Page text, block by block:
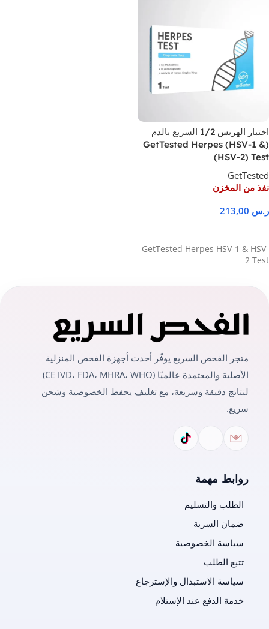
اختبار الهربس 1/2 السريع بالدم
(GetTested Herpes (HSV-1 &
HSV-2) Test)
GetTested
نفذ من المخزن
ر.س
GetTested Herpes HSV-1 & HSV-
2 Test
متجر الفحص السريع يوفّر أحدث أجهزة الفحص المنزلية
الأصلية والمعتمدة عالميًا (CE IVD، FDA، MHRA، WHO)
لنتائج دقيقة وسريعة، مع تغليف يحفظ الخصوصية وشحن
سريع.
روابط مهمة
الطلب والتسليم
ضمان السرية
سياسة الخصوصية
تتبع الطلب
سياسة الاستبدال والإسترجاع
خدمة الدفع عند الإستلام